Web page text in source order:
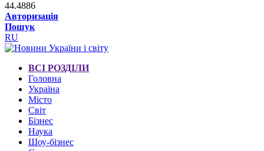
44.4886
Авторизація
Пошук
RU
ВСІ РОЗДІЛИ
Головна
Україна
Місто
Світ
Бізнес
Наука
Шоу-бізнес